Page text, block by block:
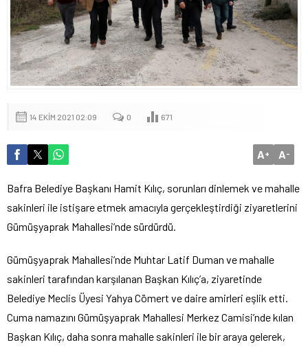
14 EKIM 2021 02:09 0 671
A+ A-
Bafra Belediye Başkanı Hamit Kılıç, sorunları dinlemek ve mahalle
sakinleri ile istişare etmek amacıyla gerçekleştirdiği ziyaretlerini
Gümüşyaprak Mahallesi’nde sürdürdü.
Gümüşyaprak Mahallesi’nde Muhtar Latif Duman ve mahalle
sakinleri tarafından karşılanan Başkan Kılıç’a, ziyaretinde
Belediye Meclis Üyesi Yahya Cömert ve daire amirleri eşlik etti.
Cuma namazını Gümüşyaprak Mahallesi Merkez Camisi’nde kılan
Başkan Kılıç, daha sonra mahalle sakinleri ile bir araya gelerek,